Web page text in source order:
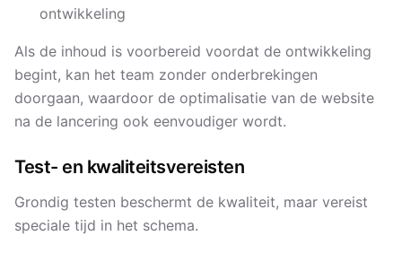
ontwikkeling
Als de inhoud is voorbereid voordat de ontwikkeling
begint, kan het team zonder onderbrekingen
doorgaan, waardoor de optimalisatie van de website
na de lancering ook eenvoudiger wordt.
Test- en kwaliteitsvereisten
Grondig testen beschermt de kwaliteit, maar vereist
speciale tijd in het schema.